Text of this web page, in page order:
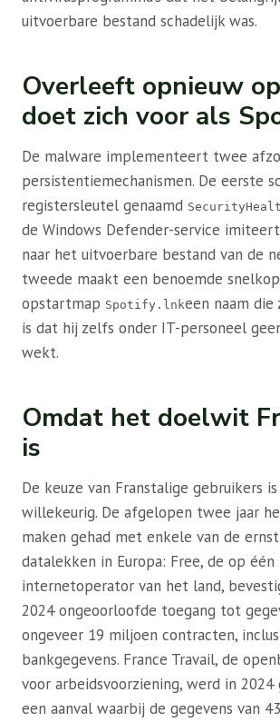
uitvoerbare bestand schadelijk was.
Overleeft opnieuw
doet zich voor als
De malware implementeert twee
persistentiemechanismen. De eerste
registersleutel genaamd
de Windows Defender-service
naar het uitvoerbare bestand van de
tweede maakt een benoemde
opstartmap Spotify.lnkeen naam
is dat hij zelfs onder IT-personeel
wekt.
Omdat het doelwit
is
De keuze van Franstalige gebruikers
willekeurig. De afgelopen twee jaar
maken gehad met enkele van de
datalekken in Europa: Free, de op
internetoperator van het land,
2024 ongeoorloofde toegang tot
ongeveer 19 miljoen contracten,
bankgegevens. France Travail, de
voor arbeidsvoorziening, werd in
een aanval waarbij de gegevens van